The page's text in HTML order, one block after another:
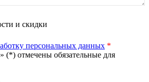
и скидки
персональных данных *
(*) отмечены обязательные для